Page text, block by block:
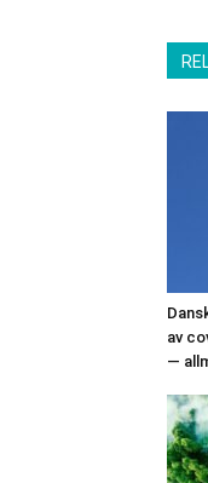
av
—